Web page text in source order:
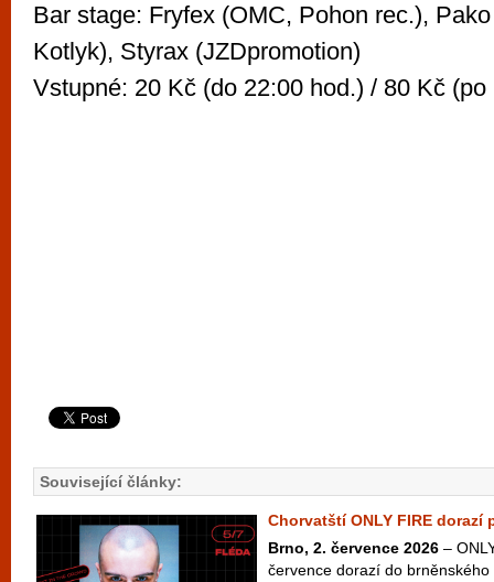
Bar stage: Fryfex (OMC, Pohon rec.),
Kotlyk), Styrax (JZDpromotion)
Vstupné: 20 Kč (do 22:00 hod.) / 80 Kč (po
Související články:
Chorvatští ONLY FIRE dorazí
Brno, 2. července 2026 –
července dorazí do